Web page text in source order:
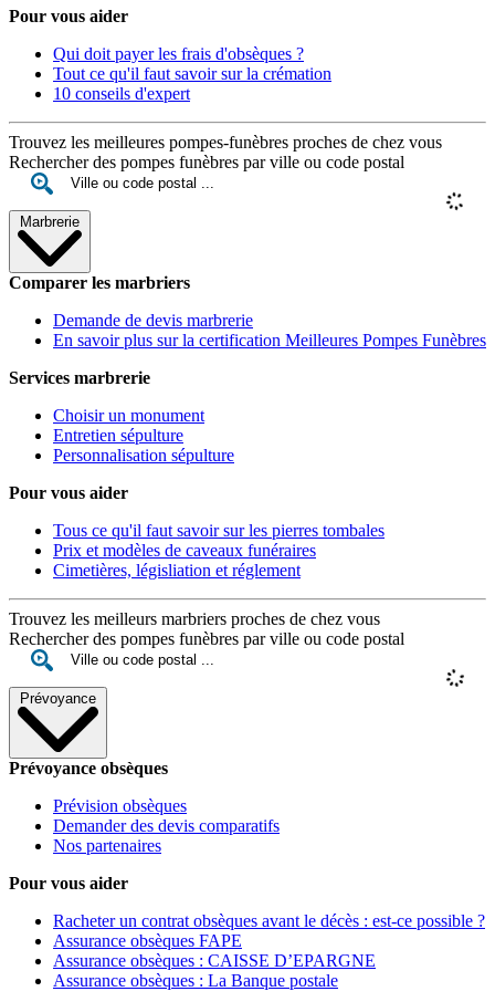
Pour vous aider
Qui doit payer les frais d'obsèques ?
Tout ce qu'il faut savoir sur la crémation
10 conseils d'expert
Trouvez les meilleures pompes-funèbres proches de chez vous
Rechercher des pompes funèbres par ville ou code postal
Marbrerie
Comparer les marbriers
Demande de devis marbrerie
En savoir plus sur la certification Meilleures Pompes Funèbres
Services marbrerie
Choisir un monument
Entretien sépulture
Personnalisation sépulture
Pour vous aider
Tous ce qu'il faut savoir sur les pierres tombales
Prix et modèles de caveaux funéraires
Cimetières, législiation et réglement
Trouvez les meilleurs marbriers proches de chez vous
Rechercher des pompes funèbres par ville ou code postal
Prévoyance
Prévoyance obsèques
Prévision obsèques
Demander des devis comparatifs
Nos partenaires
Pour vous aider
Racheter un contrat obsèques avant le décès : est-ce possible ?
Assurance obsèques FAPE
Assurance obsèques : CAISSE D’EPARGNE
Assurance obsèques : La Banque postale